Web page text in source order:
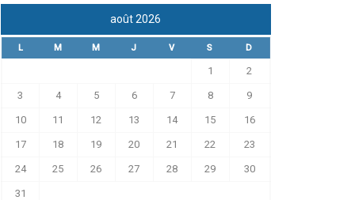
août 2026
L M M J V S D
1 2
3 4 5 6 7 8 9
10 11 12 13 14 15 16
17 18 19 20 21 22 23
24 25 26 27 28 29 30
31